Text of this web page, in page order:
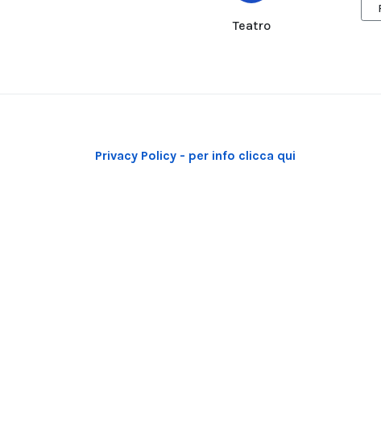
Teatro
Privacy Policy - per info clicca qui